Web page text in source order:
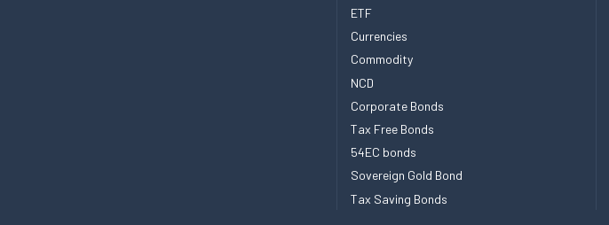
ETF
Currencies
Commodity
NCD
Corporate Bonds
Tax Free Bonds
54EC bonds
Sovereign Gold Bond
Tax Saving Bonds